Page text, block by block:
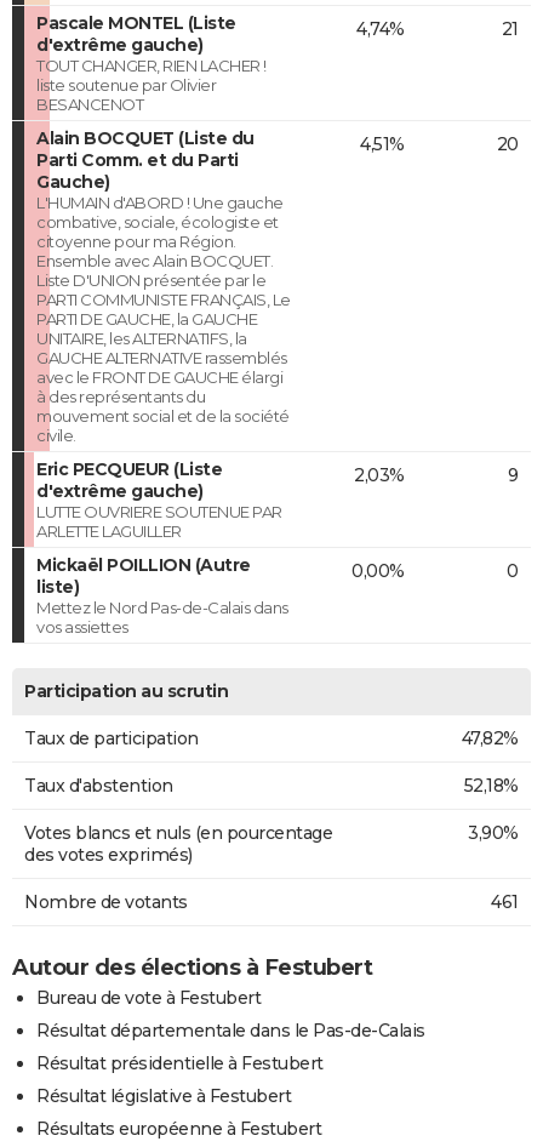
Pascale MONTEL (Liste
d'extrême gauche)
TOUT CHANGER, RIEN LACHER !
liste soutenue par Olivier
BESANCENOT
4,74% 21
Alain BOCQUET (Liste du
Parti Comm. et du Parti
Gauche)
L'HUMAIN d'ABORD ! Une gauche
combative, sociale, écologiste et
citoyenne pour ma Région.
Ensemble avec Alain BOCQUET.
Liste D'UNION présentée par le
PARTI COMMUNISTE FRANÇAIS, Le
PARTI DE GAUCHE, la GAUCHE
UNITAIRE, les ALTERNATIFS, la
GAUCHE ALTERNATIVE rassemblés
avec le FRONT DE GAUCHE élargi
à des représentants du
mouvement social et de la société
civile.
4,51% 20
Eric PECQUEUR (Liste
d'extrême gauche)
LUTTE OUVRIERE SOUTENUE PAR
ARLETTE LAGUILLER
2,03% 9
Mickaël POILLION (Autre
liste)
Mettez le Nord Pas-de-Calais dans
vos assiettes
0,00% 0
Participation au scrutin
Taux de participation 47,82%
Taux d'abstention 52,18%
Votes blancs et nuls (en pourcentage
des votes exprimés)
3,90%
Nombre de votants 461
Autour des élections à Festubert
Bureau de vote à Festubert
Résultat départementale dans le Pas-de-Calais
Résultat présidentielle à Festubert
Résultat législative à Festubert
Résultats européenne à Festubert